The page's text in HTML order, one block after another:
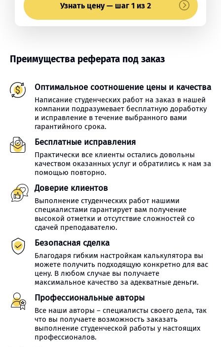
Узнать цену — шаг 1 из 2
Преимущества реферата под заказ
Оптимальное соотношение цены и качества
Написание студенческих работ на заказ в нашей
компании подразумевает бесплатную доработку
и исправление в течение выбранного вами
гарантийного срока.
Бесплатные исправления
Практически все клиенты остались довольны
качеством оказанных услуг и обратились к нам за
помощью повторно.
Доверие клиентов
Выполнение студенческих работ нашими
специалистами гарантирует вам получение
высокой отметки и отсутствие сложностей со
сдачей преподавателю.
Безопасная сделка
Благодаря гибким настройкам калькулятора вы
можете получить подходящую конкретно для вас
цену. В любом случае вы получаете
максимальное качество за адекватные деньги.
Профессиональные авторы
Все наши авторы – специалисты своего дела, так
что вы получаете возможность заказать
выполнение студенческой работы у настоящих
профессионалов.